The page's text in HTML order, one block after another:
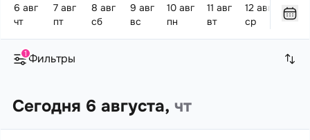
6 авг
чт
7 авг
пт
8 авг
сб
9 авг
вс
10 авг
пн
11 авг
вт
12 авг
ср
13 авг
чт
1Фильтры
Сегодня 6 августа, чт